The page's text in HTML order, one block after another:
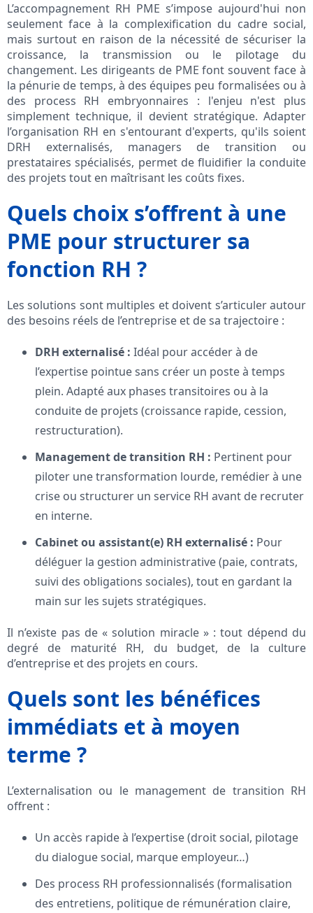
L’accompagnement RH PME s’impose aujourd'hui non
seulement face à la complexification du cadre social,
mais surtout en raison de la nécessité de sécuriser la
croissance, la transmission ou le pilotage du
changement. Les dirigeants de PME font souvent face à
la pénurie de temps, à des équipes peu formalisées ou à
des process RH embryonnaires : l'enjeu n'est plus
simplement technique, il devient stratégique. Adapter
l’organisation RH en s'entourant d'experts, qu'ils soient
DRH externalisés, managers de transition ou
prestataires spécialisés, permet de fluidifier la conduite
des projets tout en maîtrisant les coûts fixes.
Quels choix s’offrent à une
PME pour structurer sa
fonction RH ?
Les solutions sont multiples et doivent s’articuler autour
des besoins réels de l’entreprise et de sa trajectoire :
DRH externalisé : Idéal pour accéder à de
l’expertise pointue sans créer un poste à temps
plein. Adapté aux phases transitoires ou à la
conduite de projets (croissance rapide, cession,
restructuration).
Management de transition RH : Pertinent pour
piloter une transformation lourde, remédier à une
crise ou structurer un service RH avant de recruter
en interne.
Cabinet ou assistant(e) RH externalisé : Pour
déléguer la gestion administrative (paie, contrats,
suivi des obligations sociales), tout en gardant la
main sur les sujets stratégiques.
Il n’existe pas de « solution miracle » : tout dépend du
degré de maturité RH, du budget, de la culture
d’entreprise et des projets en cours.
Quels sont les bénéfices
immédiats et à moyen
terme ?
L’externalisation ou le management de transition RH
offrent :
Un accès rapide à l’expertise (droit social, pilotage
du dialogue social, marque employeur…)
Des process RH professionnalisés (formalisation
des entretiens, politique de rémunération claire,